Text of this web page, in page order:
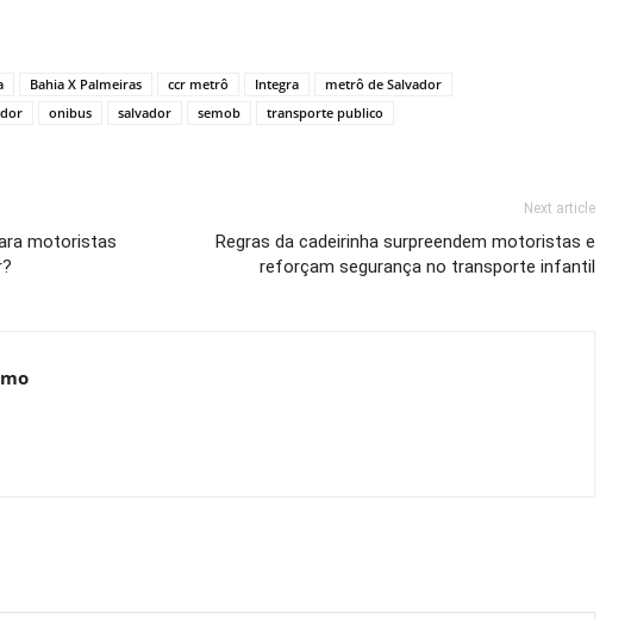
Bahia X Palmeiras ccr metrô Integra
metrô de Salvador
onibus salvador semob transporte publico
motoristas
Next article
Regras da cadeirinha surpreendem motoristas e
reforçam segurança no transporte infantil